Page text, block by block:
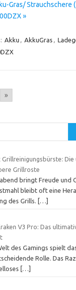
Gras/ Strauchschere
»
Akku , AkkuGras ,
»
Grillreinigungsbürste:
Grillroste
bringt Freude und
bleibt oft eine
des Grills.
[…]
V3 Pro: Das
des Gamings spielt
Rolle. Das
[…]